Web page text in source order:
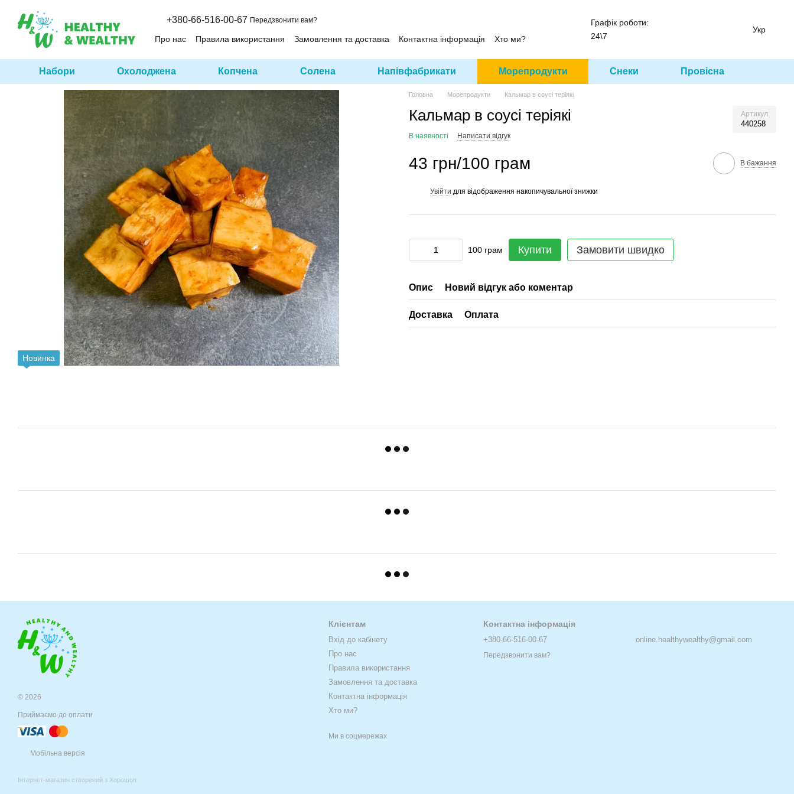
+380-66-516-00-67 Передзвонити вам?
Про нас Правила використання Замовлення та доставка Контактна інформація Хто ми?
Графік роботи:
24\7
Укр
Набори Охолоджена Копчена Солена Напівфабрикати Морепродукти Снеки Провісна
Новинка
Головна Морепродукти Кальмар в соусі теріякі
Кальмар в соусі теріякі Артикул
440258
В наявності Написати відгук
43 грн/100 грам В бажання
Увійти для відображення накопичувальної знижки
100 грам Купити Замовити швидко
Опис Новий відгук або коментар
Доставка Оплата
© 2026
Приймаємо до оплати
Мобільна версія
Інтернет-магазин створений з Хорошоп
Клієнтам
Вхід до кабінету
Про нас
Правила використання
Замовлення та доставка
Контактна інформація
Хто ми?
Ми в соцмережах
Контактна інформація
+380-66-516-00-67
Передзвонити вам?
online.healthywealthy@gmail.com